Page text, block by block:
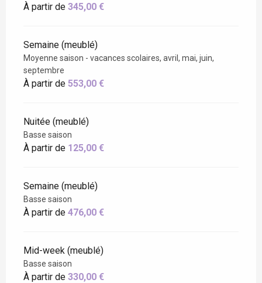
À partir de 345,00 €
Semaine (meublé)
Moyenne saison - vacances scolaires, avril, mai, juin,
septembre
À partir de 553,00 €
Nuitée (meublé)
Basse saison
À partir de 125,00 €
Semaine (meublé)
Basse saison
À partir de 476,00 €
Mid-week (meublé)
Basse saison
À partir de 330,00 €